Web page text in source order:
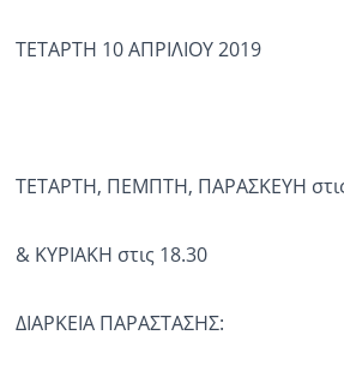
ΤΕΤΑΡΤΗ 10 ΑΠΡΙΛΙΟΥ 2019
ΤΕΤΑΡΤΗ, ΠΕΜΠΤΗ, ΠΑΡΑΣΚΕΥΗ
& ΚΥΡΙΑΚΗ στις 18.30
ΔΙΑΡΚΕΙΑ ΠΑΡΑΣΤΑΣΗΣ: